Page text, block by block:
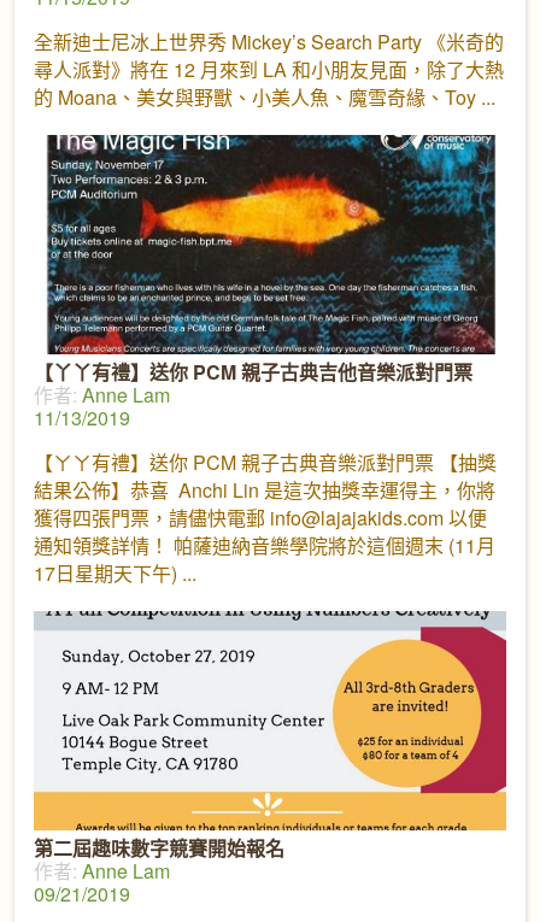
全新迪士尼冰上世界秀 Mickey’s Search Party 《米奇的
尋人派對》將在 12 月來到 LA 和小朋友見面，除了大熱
的 Moana、美女與野獸、小美人魚、魔雪奇緣、Toy
【丫丫有禮】送你 PCM 親子古典吉他音樂派對門票
作者: Anne Lam
11/13/2019
【ㄚㄚ有禮】送你 PCM 親子古典音樂派對門票 【抽獎
結果公佈】恭喜 Anchi Lin 是這次抽獎幸運得主，你將
獲得四張門票，請儘快電郵 info@lajajakids.com 以便
通知領獎詳情！ 帕薩迪納音樂學院將於這個週末 (11月
17日星期天下午)
第二屆趣味數字競賽開始報名
作者: Anne Lam
09/21/2019